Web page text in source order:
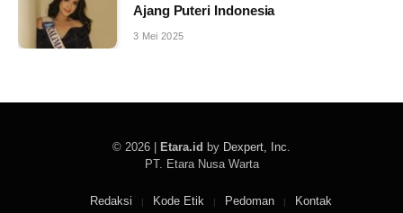
Ajang Puteri Indonesia
3 Mei 2025
© 2026 | Etara.id by Dexpert, Inc
PT. Etara Nusa Warta
Redaksi Kode Etik Pedoman Kontak